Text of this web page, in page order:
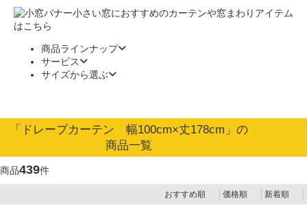
小さい窓におすすめのカーテンや窓まわりアイテム
はこちら
商品ラインナップ
サービス
サイズから選ぶ
「ドレープカーテン 幅100cm×丈178cm」の
商品一覧
商品439件
おすすめ順 価格順 新着順